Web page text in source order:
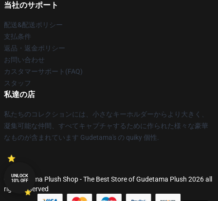
当社のサポート
配送&配送ポリシー
支払条件
返品・返金ポリシー
お問い合わせ
カスタマーサポート(FAQ)
スタッフ
私達の店
私たちのコレクションには、小さなキーホルダーからより大きく、
凝集可能な仲間、すべてキャプチャするために作られた様々な豪華
なものが含まれています Gudetama's の quiky 個性.
© Gudetama Plush Shop - The Best Store of Gudetama Plush 2026 all
rights reserved
UNLOCK
10% OFF